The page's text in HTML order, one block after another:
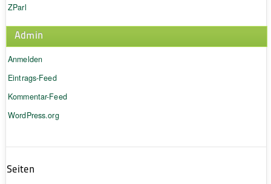
ZParl
Admin
Anmelden
Eintrags-Feed
Kommentar-Feed
WordPress.org
Seiten